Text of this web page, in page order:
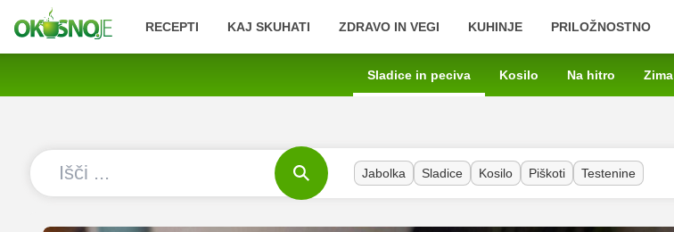
RECEPTI KAJ SKUHATI ZDRAVO IN VEGI KUHINJE PRILOŽNOSTNO
Sladice in peciva Kosilo Na hitro Zima
Jabolka Sladice Kosilo Piškoti Testenine